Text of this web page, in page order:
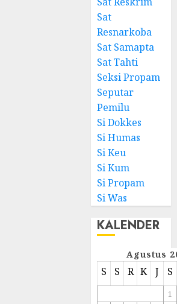
Sat
Resnarkoba
Sat Samapta
Sat Tahti
Seksi Propam
Seputar
Pemilu
Si Dokkes
Si Humas
Si Keu
Si Kum
Si Propam
Si Was
KALENDER
Agustus
S S R K J S
1